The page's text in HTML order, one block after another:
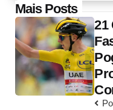
Mais Posts
Post
navigation21